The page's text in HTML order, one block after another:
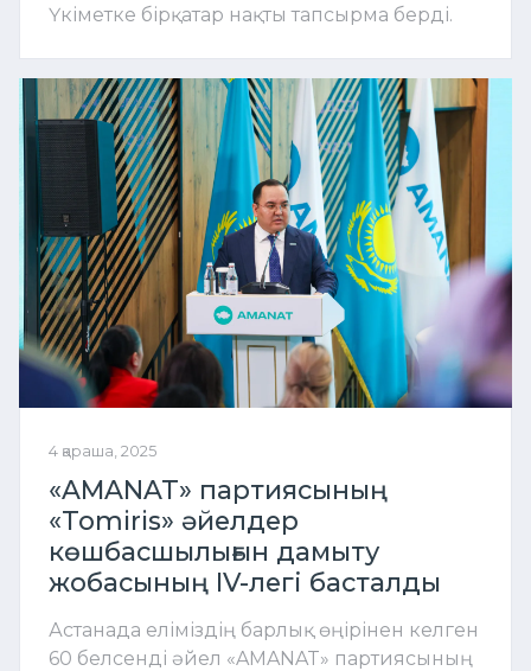
Үкіметке бірқатар нақты тапсырма берді.
4 қараша, 2025
«AMANAT» партиясының
«Tomiris» әйелдер
көшбасшылығын дамыту
жобасының IV-легі басталды
Астанада еліміздің барлық өңірінен келген
60 белсенді әйел «AMANAT» партиясының